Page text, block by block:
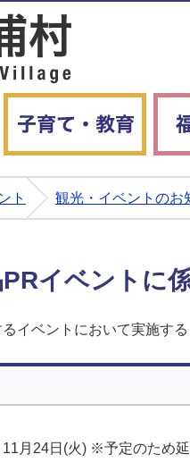
ト 観光・イベントのお
イベントに
イベントにおいて実施す
月24日(火) ※予定のため